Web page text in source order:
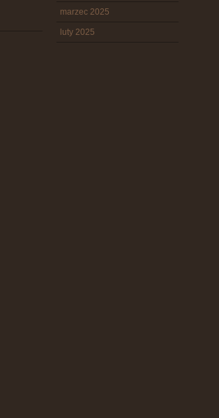
marzec 2025
luty 2025